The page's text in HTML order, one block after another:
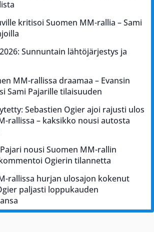
kritisoi Suomen MM-rallia – Sami
Sunnuntain lähtöjärjestys ja
MM-rallissa draamaa – Evansin
Sami Pajarille tilaisuuden
Sebastien Ogier ajoi rajusti ulos
rallissa – kaksikko nousi autosta
Pajari nousi Suomen MM-rallin
Ogierin tilannetta
rallissa hurjan ulosajon kokenut
paljasti loppukauden